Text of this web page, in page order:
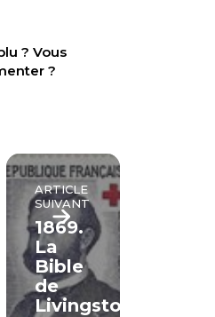
? Vous
?
ARTICLE
SUIVANT
1869.
La
Bible
de
Livingstone